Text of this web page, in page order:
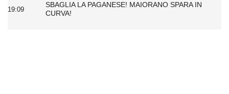
19:09
SBAGLIA LA PAGANESE! MAIORANO SPARA IN
CURVA!